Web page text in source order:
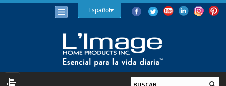
Español